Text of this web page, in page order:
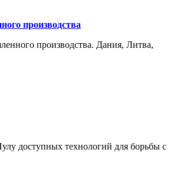
производства
производства. Дания, Литва,
доступных технологий для борьбы с